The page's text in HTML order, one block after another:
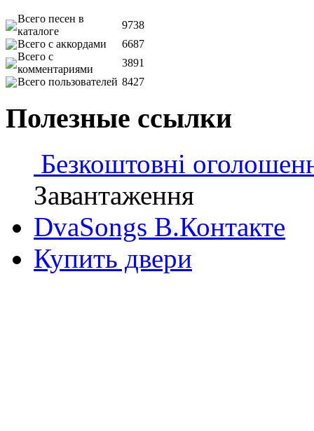
Всего песен в
каталоге
9738
Всего с аккордами
6687
Всего с
комментариями
3891
Всего пользователей 8427
Полезные ссылки
Безкоштовні
Завантаження
DvaSongs В.Контакте
Купить двери